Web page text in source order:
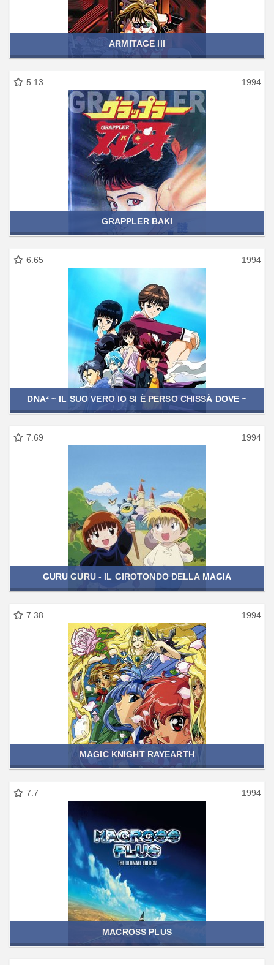
ARMITAGE III
5.13 1994
GRAPPLER BAKI
6.65 1994
DNA² ~ IL SUO VERO IO SI È PERSO CHISSÀ DOVE ~
7.69 1994
GURU GURU - IL GIROTONDO DELLA MAGIA
7.38 1994
MAGIC KNIGHT RAYEARTH
7.7 1994
MACROSS PLUS